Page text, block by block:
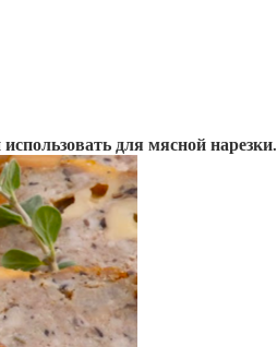
для мясной нарезки.